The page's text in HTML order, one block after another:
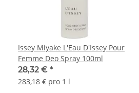
Issey Miyake L'Eau D'Issey Pour
Femme Deo Spray 100ml
28,32 € *
283,18 € pro 1 l